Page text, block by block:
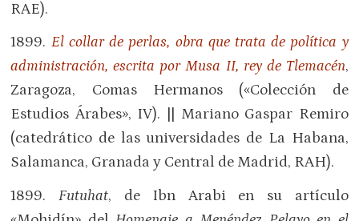
RAE).
1899. El collar de perlas, obra que trata de política y
administración, escrita por Musa II, rey de Tlemacén,
Zaragoza, Comas Hermanos («Colección de
Estudios Árabes», IV). || Mariano Gaspar Remiro
(catedrático de las universidades de La Habana,
Salamanca, Granada y Central de Madrid, RAH).
1899.Futuhat, de Ibn Arabi en su artículo